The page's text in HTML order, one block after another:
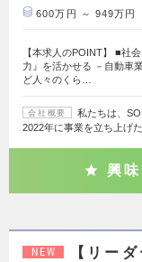
600万円 ～ 949万円
【本求人のPOINT】 ■社
力』を活かせる －自動車
ど人々のくら…
会社概要
私たちは、
2022年に事業を立ち上げ
興味
NEW
【リー